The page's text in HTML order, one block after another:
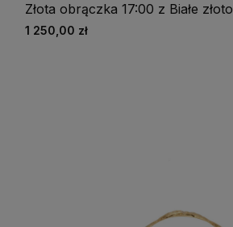
Złota obrączka 17:00 z Białe złoto
1 250,00 zł